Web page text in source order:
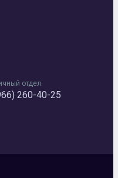
отдел:
260-40-25